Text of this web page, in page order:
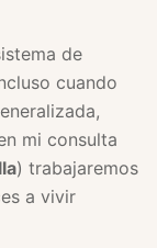
de
cuando
mi consulta
) trabajaremos
a vivir